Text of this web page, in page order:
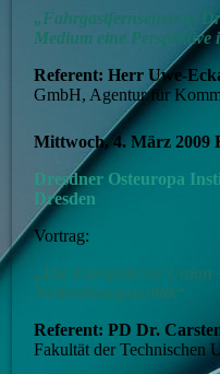
„Fahrgastfernsehen in
Medium eine Perspektive
Referent: Herr Uwe-
GmbH, Agentur für
Mittwoch, 4. März 2009
Dresdner Osteuropa
Dresden
Vortrag:
„Die Europäische Union
Weltordnungspolitik“
Referent:PD Dr.
Fakultät der Technischen